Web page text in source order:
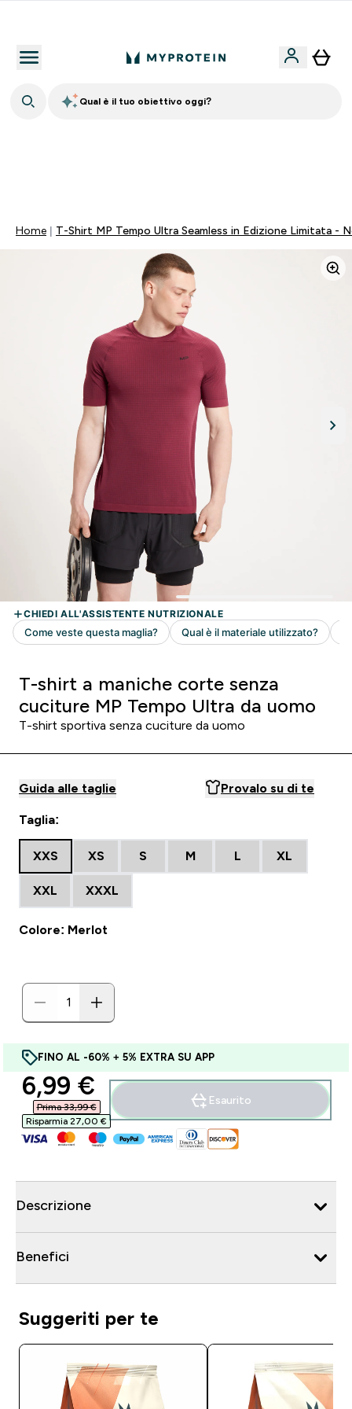
Qual è il tuo obiettivo oggi?
Home T-Shirt MP Tempo Ultra Seamless in Edizione Limitata -
T-shirt a maniche corte senza
cuciture MP Tempo Ultra da uomo
T-shirt sportiva senza cuciture da uomo
Guida alle taglie Provalo su di te
Taglia:
XXS XS S M L XL
XXL XXXL
Colore: Merlot
FINO AL -60% + 5% EXTRA SU APP
discounted price
6,99 €‎
Prima 33,99 €‎
Risparmia 27,00 €‎
Esaurito
Descrizione
Benefici
Suggeriti per te